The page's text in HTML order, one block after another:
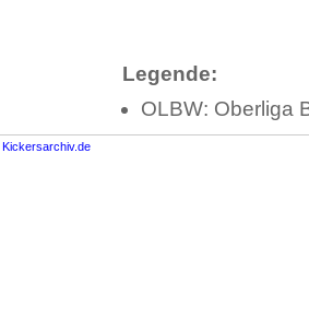
Legende:
OLBW: Oberliga
Kickersarchiv.de